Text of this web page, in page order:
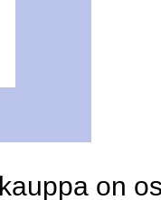
on